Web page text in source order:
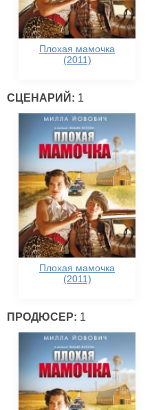
Плохая мамочка
(2011)
СЦЕНАРИЙ: 1
Плохая мамочка
(2011)
ПРОДЮСЕР: 1